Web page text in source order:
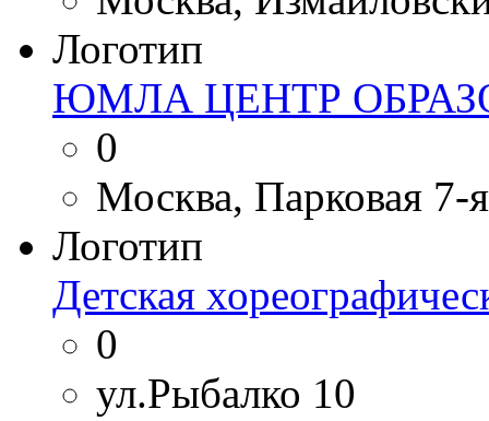
Логотип
ЮМЛА ЦЕНТР
0
Москва, Парковая 7-
Логотип
Детская
0
ул.Рыбалко 10